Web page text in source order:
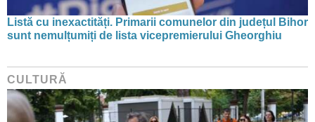
Listă cu inexactități. Primarii comunelor din județul Bihor
sunt nemulțumiți de lista vicepremierului Gheorghiu
CULTURĂ